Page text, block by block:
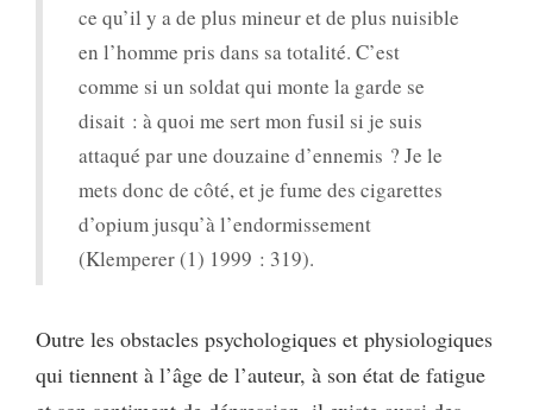
ce qu’il y a de plus mineur et de plus nuisible
en l’homme pris dans sa totalité. C’est
comme si un soldat qui monte la garde se
disait : à quoi me sert mon fusil si je suis
attaqué par une douzaine d’ennemis ? Je le
mets donc de côté, et je fume des cigarettes
d’opium jusqu’à l’endormissement
(Klemperer (1) 1999 : 319).
Outre les obstacles psychologiques et physiologiques
qui tiennent à l’âge de l’auteur, à son état de fatigue